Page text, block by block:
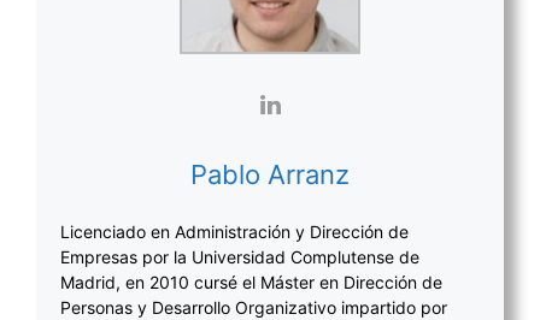
Pablo Arranz
Licenciado en Administración y Dirección de
Empresas por la Universidad Complutense de
Madrid, en 2010 cursé el Máster en Dirección de
Personas y Desarrollo Organizativo impartido por